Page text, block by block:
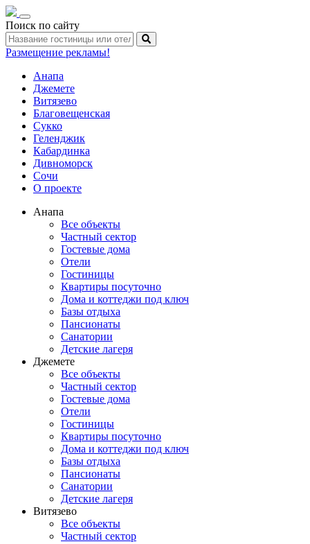
Toggle
navigation
Поиск по сайту
Размещение рекламы!
Анапа
Джемете
Витязево
Благовещенская
Сукко
Геленджик
Кабардинка
Дивноморск
Сочи
О проекте
Анапа
Все объекты
Частный сектор
Гостевые дома
Отели
Гостиницы
Квартиры посуточно
Дома и коттеджи под ключ
Базы отдыха
Пансионаты
Санатории
Детские лагеря
Джемете
Все объекты
Частный сектор
Гостевые дома
Отели
Гостиницы
Квартиры посуточно
Дома и коттеджи под ключ
Базы отдыха
Пансионаты
Санатории
Детские лагеря
Витязево
Все объекты
Частный сектор